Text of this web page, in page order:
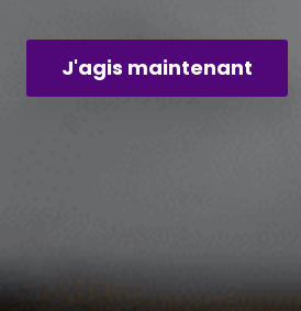
J'agis maintenant